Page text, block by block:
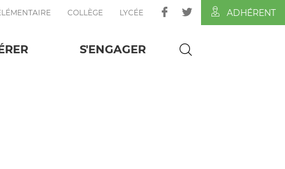
COLLÈGE LYCÉE ADHÉRENT
S'ENGAGER